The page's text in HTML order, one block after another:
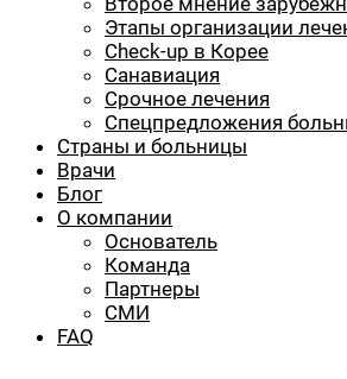
Этапы организации
Check-up в Корее
Санавиация
Срочное лечения
Спецпредложения
Страны и больницы
Врачи
Блог
О компании
Основатель
Команда
Партнеры
СМИ
FAQ